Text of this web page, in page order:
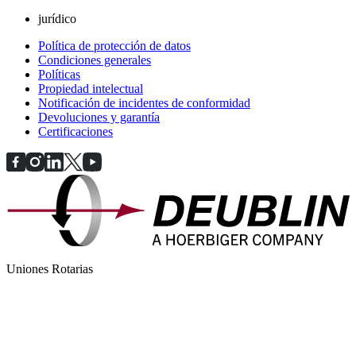
jurídico
Política de protección de datos
Condiciones generales
Políticas
Propiedad intelectual
Notificación de incidentes de conformidad
Devoluciones y garantía
Certificaciones
Uniones Rotarias